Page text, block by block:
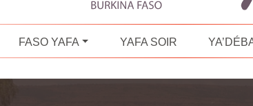
FASO YAFA YAFA SOIR